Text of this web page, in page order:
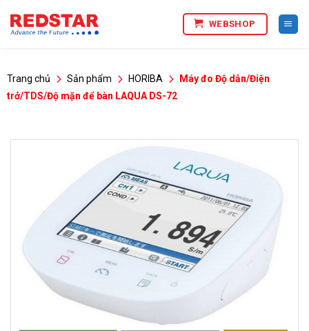
qua
WEBSHOP
Trang chủ Sản phẩm HORIBA
Máy đo Độ dẫn/Điện
trở/TDS/Độ mặn để bàn LAQUA DS-72